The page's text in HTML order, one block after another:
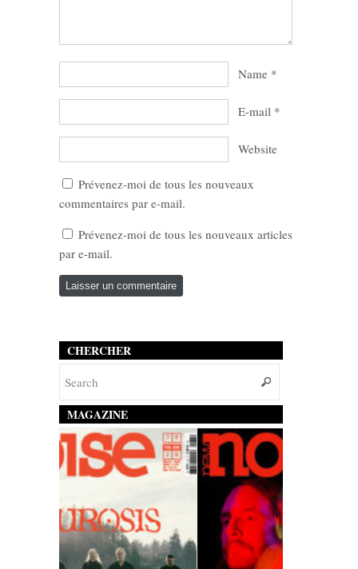
Name *
E-mail *
Website
Prévenez-moi de tous les nouveaux
commentaires par e-mail.
Prévenez-moi de tous les nouveaux articles
par e-mail.
CHERCHER
MAGAZINE